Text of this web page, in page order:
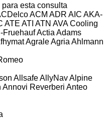
esta consulta
ACM ADR AIC AKA-
ATE ATI ATN AVA Cooling
FruehaufActia Adams
AgraleAgria Ahlmann
AllsafeAllyNavAlpine
Annovi Reverberi Anteo